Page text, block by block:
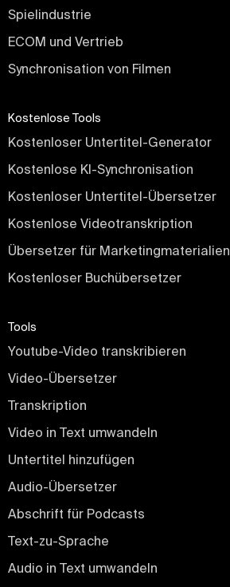
Spielindustrie
ECOM und Vertrieb
Synchronisation von Filmen
Kostenlose Tools
Kostenloser Untertitel-Generator
Kostenlose KI-Synchronisation
Kostenloser Untertitel-Übersetzer
Kostenlose Videotranskription
Übersetzer für Marketingmaterialien
Kostenloser Buchübersetzer
Tools
Youtube-Video transkribieren
Video-Übersetzer
Transkription
Video in Text umwandeln
Untertitel hinzufügen
Audio-Übersetzer
Abschrift für Podcasts
Text-zu-Sprache
Audio in Text umwandeln